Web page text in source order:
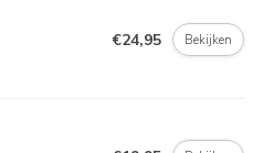
€24,95 Bekijken